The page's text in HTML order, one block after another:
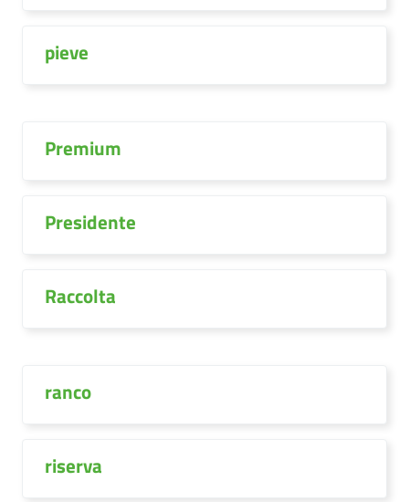
pieve
Premium
Presidente
Raccolta
ranco
riserva